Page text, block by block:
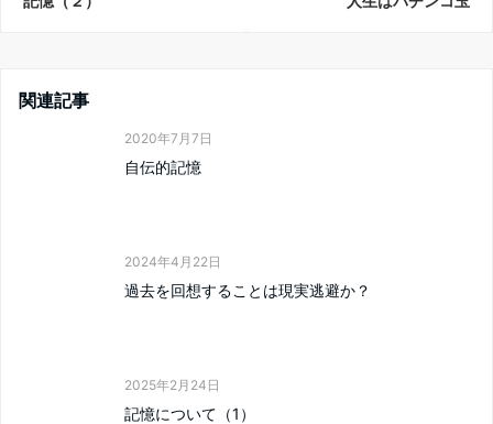
関連記事
2020年7月7日
自伝的記憶
2024年4月22日
過去を回想することは現実逃避か？
2025年2月24日
記憶について（1）